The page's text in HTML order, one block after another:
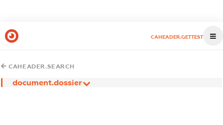
CAHEADER.GETTEST
CAHEADER.SEARCH
document.dossier